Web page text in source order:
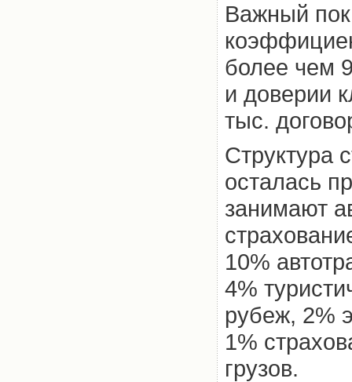
Важный
более чем
и доверии
тыс.
Структура
осталась
занимают
10%
4%
рубеж, 2%
1%
грузов.